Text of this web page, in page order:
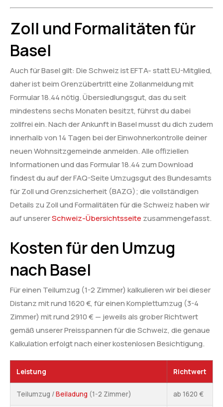
Zoll und Formalitäten für
Basel
Auch für Basel gilt: Die Schweiz ist EFTA- statt EU-Mitglied,
daher ist beim Grenzübertritt eine Zollanmeldung mit
Formular 18.44 nötig. Übersiedlungsgut, das du seit
mindestens sechs Monaten besitzt, führst du dabei
zollfrei ein. Nach der Ankunft in Basel musst du dich zudem
innerhalb von 14 Tagen bei der Einwohnerkontrolle deiner
neuen Wohnsitzgemeinde anmelden. Alle offiziellen
Informationen und das Formular 18.44 zum Download
findest du auf der FAQ-Seite Umzugsgut des Bundesamts
für Zoll und Grenzsicherheit (BAZG); die vollständigen
Details zu Zoll und Formalitäten für die Schweiz haben wir
auf unsererSchweiz-Übersichtsseite zusammengefasst.
Kosten für den Umzug
nach Basel
Für einen Teilumzug (1-2 Zimmer) kalkulieren wir bei dieser
Distanz mit rund 1620 €, für einen Komplettumzug (3-4
Zimmer) mit rund 2910 € — jeweils als grober Richtwert
gemäß unserer Preisspannen für die Schweiz, die genaue
Kalkulation erfolgt nach einer kostenlosen Besichtigung.
Leistung Richtwert
Teilumzug /Beiladung (1-2 Zimmer) ab 1620 €